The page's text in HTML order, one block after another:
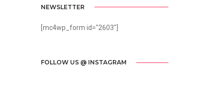
NEWSLETTER
[mc4wp_form id="2603"]
FOLLOW US @ INSTAGRAM